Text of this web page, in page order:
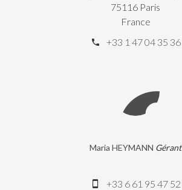
75116 Paris
France
+33 1 47 04 35 36
Maria HEYMANN Gérant
+33 6 61 95 47 52